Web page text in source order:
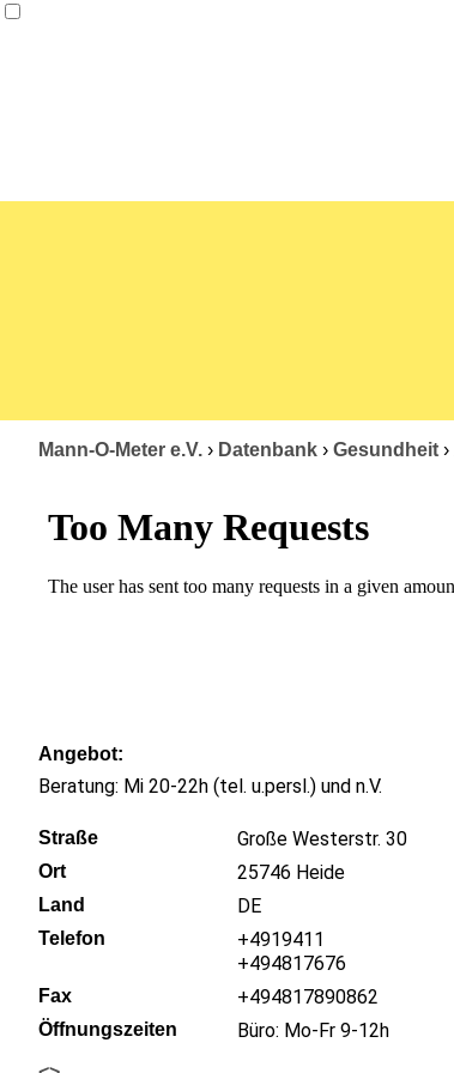
Mann-O-Meter e.V. › Datenbank › Gesundheit ›
Angebot
Beratung: Mi 20-22h (tel. u.persl.) und n.V.
Straße Große Westerstr. 30
Ort 25746 Heide
Land DE
Telefon
+4919411
+494817676
Fax +494817890862
Öffnungszeiten Büro: Mo-Fr 9-12h